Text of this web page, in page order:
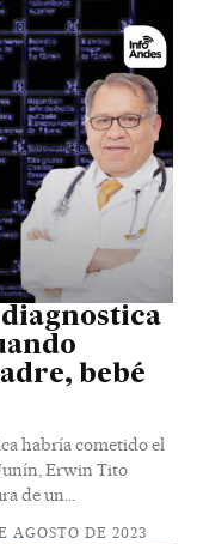
bebé
habría cometido el
Erwin Tito
de un...
AGOSTO DE 2023